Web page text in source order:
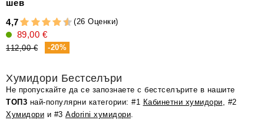
шев
4,7
(26 Оценки)
89,00 €
112,00 € -20%
Хумидори Бестселъри
Не пропускайте да се запознаете с бестселърите в нашите
ТОП3 най-популярни категории: #1 Кабинетни хумидори, #2
Хумидори и #3 Adorini хумидори.